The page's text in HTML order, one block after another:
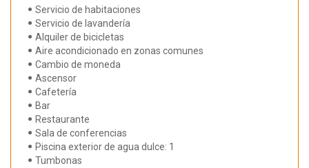
Servicio de habitaciones
Servicio de lavandería
Alquiler de bicicletas
Aire acondicionado en zonas comunes
Cambio de moneda
Ascensor
Cafetería
Bar
Restaurante
Sala de conferencias
Piscina exterior de agua dulce: 1
Tumbonas